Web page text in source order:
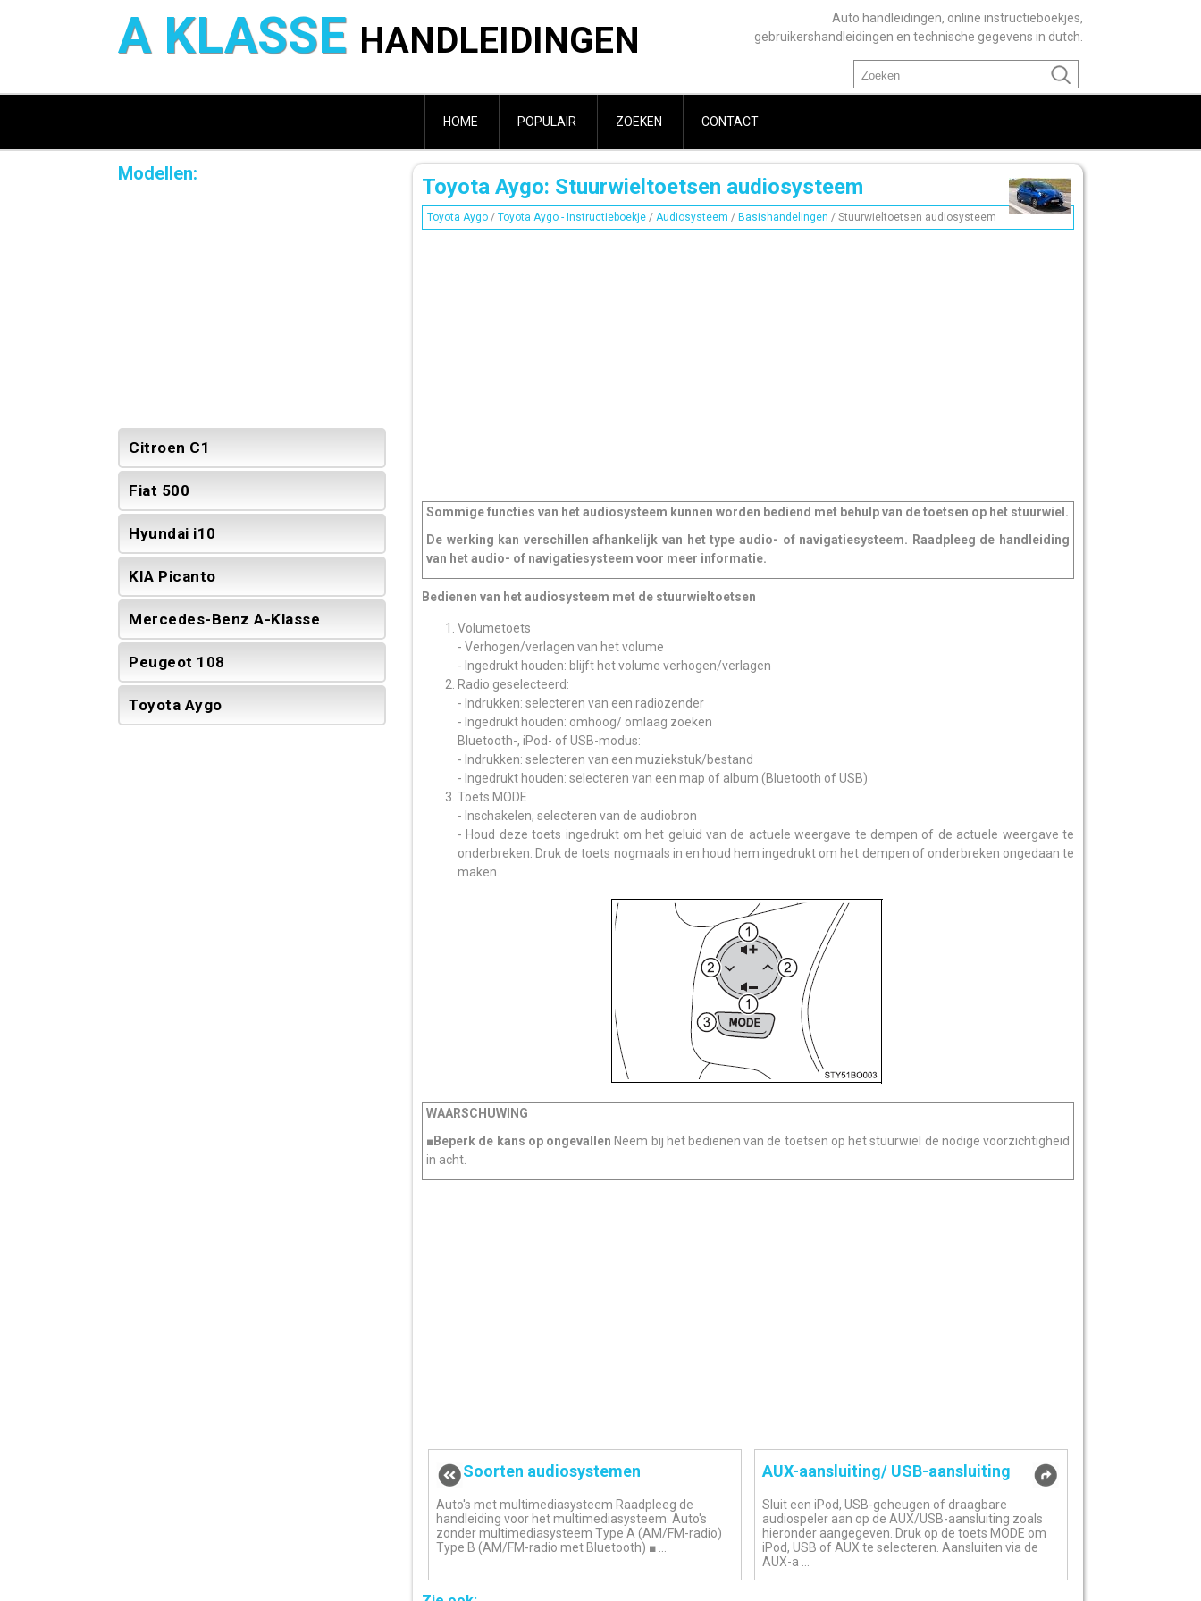
A KLASSE HANDLEIDINGEN
Auto handleidingen, online instructieboekjes,
gebruikershandleidingen en technische gegevens in dutch.
HOME POPULAIR ZOEKEN CONTACT
Toyota Aygo: Stuurwieltoetsen audiosysteem
Toyota Aygo / Toyota Aygo - Instructieboekje / Audiosysteem / Basishandelingen / Stuurwieltoetsen audiosysteem
Sommige functies van het audiosysteem kunnen worden bediend met behulp van de toetsen op het stuurwiel.
De werking kan verschillen afhankelijk van het type audio- of navigatiesysteem. Raadpleeg de handleiding
van het audio- of navigatiesysteem voor meer informatie.
Bedienen van het audiosysteem met de stuurwieltoetsen
Volumetoets
- Verhogen/verlagen van het volume
- Ingedrukt houden: blijft het volume verhogen/verlagen
Radio geselecteerd:
- Indrukken: selecteren van een radiozender
- Ingedrukt houden: omhoog/ omlaag zoeken
Bluetooth-, iPod- of USB-modus:
- Indrukken: selecteren van een muziekstuk/bestand
- Ingedrukt houden: selecteren van een map of album (Bluetooth of USB)
Toets MODE
- Inschakelen, selecteren van de audiobron
- Houd deze toets ingedrukt om het geluid van de actuele weergave te dempen of de actuele weergave te
onderbreken. Druk de toets nogmaals in en houd hem ingedrukt om het dempen of onderbreken ongedaan te
maken.
WAARSCHUWING
■Beperk de kans op ongevallen Neem bij het bedienen van de toetsen op het stuurwiel de nodige voorzichtigheid
in acht.
Soorten audiosystemen
Auto's met multimediasysteem Raadpleeg de
handleiding voor het multimediasysteem. Auto's
zonder multimediasysteem Type A (AM/FM-radio)
Type B (AM/FM-radio met Bluetooth) ■ ...
AUX-aansluiting/ USB-aansluiting
Sluit een iPod, USB-geheugen of draagbare
audiospeler aan op de AUX/USB-aansluiting zoals
hieronder aangegeven. Druk op de toets MODE om
iPod, USB of AUX te selecteren. Aansluiten via de
AUX-a ...
Modellen:
Citroen C1
Fiat 500
Hyundai i10
KIA Picanto
Mercedes-Benz A-Klasse
Peugeot 108
Toyota Aygo